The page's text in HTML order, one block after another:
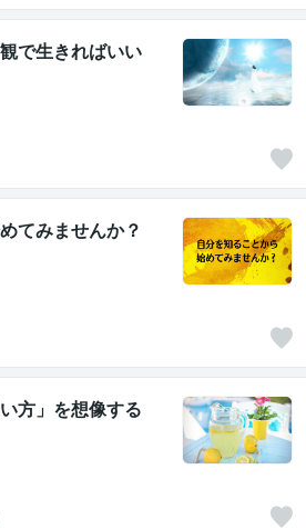
で生きればいい
てみませんか？
方」を想像する